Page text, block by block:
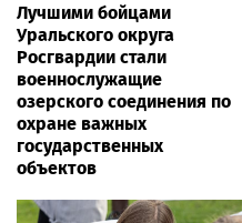
Лучшими бойцами
Уральского округа
Росгвардии стали
военнослужащие
озерского соединения по
охране важных
государственных
объектов